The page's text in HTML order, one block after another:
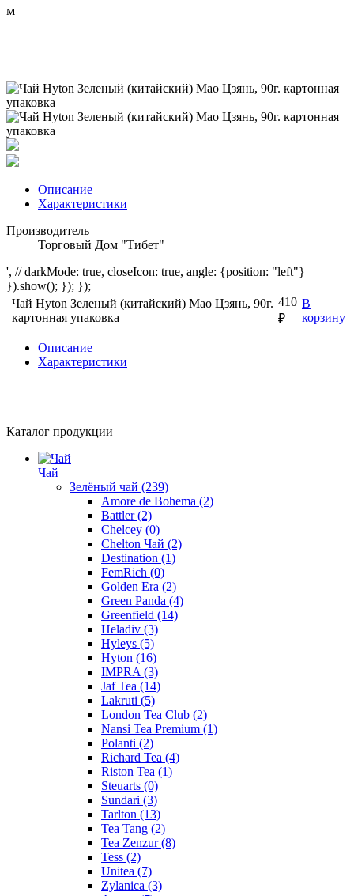
м
Описание
Характеристики
Производитель
Торговый Дом "Тибет"
', // darkMode: true, closeIcon: true, angle: {position: "left"}
}).show(); }); });
Чай Hyton Зеленый (китайский) Мао Цзянь, 90г.
картонная упаковка
410
₽
В
корзину
Описание
Характеристики
Каталог продукции
Чай
Зелёный чай (239)
Amore de Bohema (2)
Battler(2)
Chelcey (0)
Chelton Чай (2)
Destination (1)
FemRich (0)
Golden Era (2)
Green Panda (4)
Greenfield (14)
Heladiv (3)
Hyleys (5)
Hyton (16)
IMPRA (3)
Jaf Tea (14)
Lakruti (5)
London Tea Club (2)
Nansi Tea Premium (1)
Polanti (2)
Richard Tea (4)
Riston Tea (1)
Steuarts (0)
Sundari (3)
Tarlton (13)
Tea Tang (2)
Tea Zenzur(8)
Tess (2)
Unitea (7)
Zylanica (3)